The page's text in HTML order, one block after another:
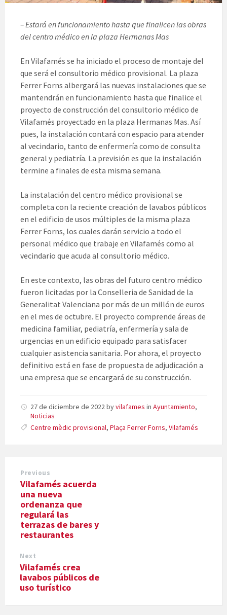
– Estará en funcionamiento hasta que finalicen las obras
del centro médico en la plaza Hermanas Mas
En Vilafamés se ha iniciado el proceso de montaje del
que será el consultorio médico provisional. La plaza
Ferrer Forns albergará las nuevas instalaciones que se
mantendrán en funcionamiento hasta que finalice el
proyecto de construcción del consultorio médico de
Vilafamés proyectado en la plaza Hermanas Mas. Así
pues, la instalación contará con espacio para atender
al vecindario, tanto de enfermería como de consulta
general y pediatría. La previsión es que la instalación
termine a finales de esta misma semana.
La instalación del centro médico provisional se
completa con la reciente creación de lavabos públicos
en el edificio de usos múltiples de la misma plaza
Ferrer Forns, los cuales darán servicio a todo el
personal médico que trabaje en Vilafamés como al
vecindario que acuda al consultorio médico.
En este contexto, las obras del futuro centro médico
fueron licitadas por la Conselleria de Sanidad de la
Generalitat Valenciana por más de un millón de euros
en el mes de octubre. El proyecto comprende áreas de
medicina familiar, pediatría, enfermería y sala de
urgencias en un edificio equipado para satisfacer
cualquier asistencia sanitaria. Por ahora, el proyecto
definitivo está en fase de propuesta de adjudicación a
una empresa que se encargará de su construcción.
27 de diciembre de 2022byvilafames in Ayuntamiento,
Noticias
Centre mèdic provisional, Plaça Ferrer Forns, Vilafamés
Previous
Vilafamés acuerda
una nueva
ordenanza que
regulará las
terrazas de bares y
restaurantes
Next
Vilafamés crea
lavabos públicos de
uso turístico